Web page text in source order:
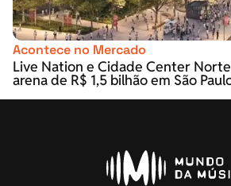
Acontece no Mercado
Live Nation e Cidade Center
arena de R$ 1,5 bilhão em São